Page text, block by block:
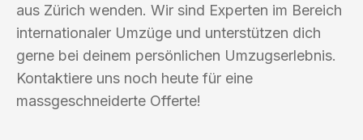
aus Zürich wenden. Wir sind Experten im Bereich
internationaler Umzüge und unterstützen dich
gerne bei deinem persönlichen Umzugserlebnis.
Kontaktiere uns noch heute für eine
massgeschneiderte Offerte!